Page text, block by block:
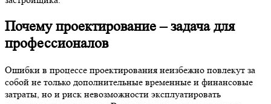
Почему проектирование – задача для
профессионалов
Ошибки в процессе проектирования неизбежно повлекут за
собой не только дополнительные временные и финансовые
затраты, но и риск невозможности эксплуатировать